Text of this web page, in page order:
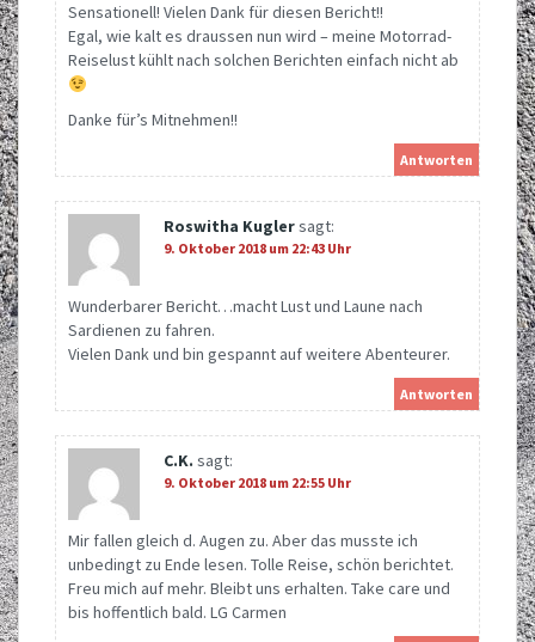
Sensationell! Vielen Dank für diesen Bericht!!
Egal, wie kalt es draussen nun wird – meine Motorrad-
Reiselust kühlt nach solchen Berichten einfach nicht ab
Danke für’s Mitnehmen!!
Antworten
Roswitha Kuglersagt:
9. Oktober 2018 um 22:43 Uhr
Wunderbarer Bericht…macht Lust und Laune nach
Sardienen zu fahren.
Vielen Dank und bin gespannt auf weitere Abenteurer.
Antworten
C.K. sagt:
9. Oktober 2018 um 22:55 Uhr
Mir fallen gleich d. Augen zu. Aber das musste ich
unbedingt zu Ende lesen. Tolle Reise, schön berichtet.
Freu mich auf mehr. Bleibt uns erhalten. Take care und
bis hoffentlich bald. LG Carmen